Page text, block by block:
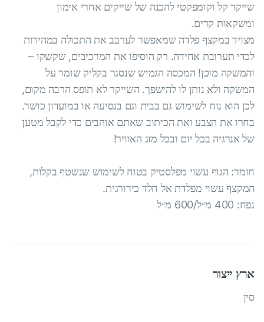
שייקר קל וקומפקטי להכנה של שייקים אחרי אימון
ומשקאות קרים.
מצויד במקצף פלדה שמאפשר לערבב את התכולה במהירות
לכדי תערובת אחידה. רק הוסיפו את המרכיבים, שקשקו –
והמשקה מוכן! המכסה הגמיש שנסגר בקליק שומר על
המשקה ולא נותן לו להישפך. השייקר לא תופס הרבה מקום,
לכן הוא נוח לשימוש גם בבית וגם בנסיעה או במועדון כושר.
בחרו את הצבע ואת הכיתוב שאתם אוהבים כדי לקבל מטען
של אנרגיה בכל יום ובכל מזג האוויר!
חומר: הגוף עשוי מפלסטיק בטוח לשימוש שנשטף בקלות,
המקצף עשוי מפלדת אל חלד כירורגית.
נפח: 400 מ״ל/600 מ״ל
ארץ ייצור
סין